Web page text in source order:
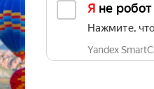
Я не робот
Нажмите,
Yandex